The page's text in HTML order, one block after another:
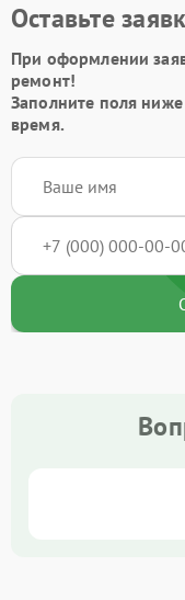
Оставьте
При оформлении
ремонт!
Заполните поля
время.